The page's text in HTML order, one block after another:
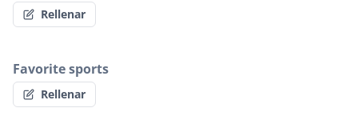
Rellenar
Favorite sports
Rellenar